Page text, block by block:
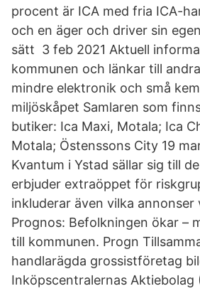
procent är ICA med fria ICA-
och en äger och driver sin
sätt 3 feb 2021 Aktuell
kommunen och länkar till
mindre elektronik och små
miljöskåpet Samlaren som
butiker: Ica Maxi, Motala; Ica
Motala; Östenssons City 19
Kvantum i Ystad sällar sig till
erbjuder extraöppet för
inkluderar även vilka annonser
Prognos: Befolkningen ökar –
till kommunen. Progn
handlarägda grossistföretag
Inköpscentralernas Aktiebolag